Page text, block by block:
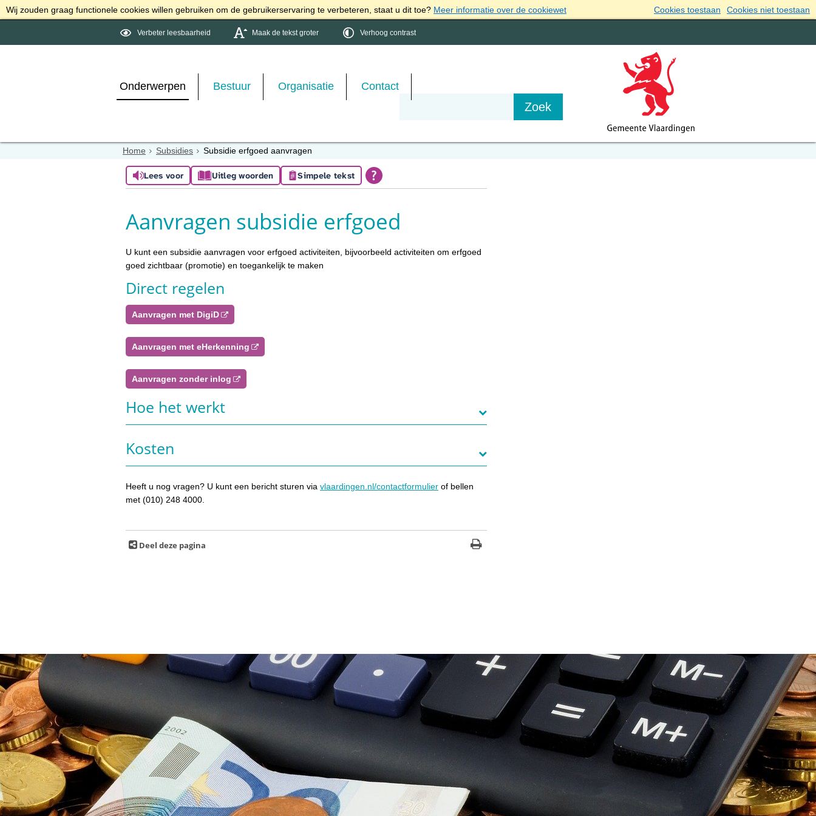
Wij zouden graag functionele cookies willen gebruiken om de gebruikerservaring te verbeteren, staat u dit toe? Meer informatie over de cookiewet Cookies toestaan Cookies niet toestaan
Verbeter leesbaarheid Maak de tekst groter Verhoog contrast
Onderwerpen Bestuur Organisatie Contact
Home Subsidies Subsidie erfgoed aanvragen
Lees voor Uitleg woorden Simpele tekst
Aanvragen subsidie erfgoed
U kunt een subsidie aanvragen voor erfgoed activiteiten, bijvoorbeeld activiteiten om erfgoed
goed zichtbaar (promotie) en toegankelijk te maken
Direct regelen
Aanvragen met DigiD
Aanvragen met eHerkenning
Aanvragen zonder inlog
Hoe het werkt
Kosten
Heeft u nog vragen? U kunt een bericht sturen via vlaardingen.nl/contactformulier of bellen
met (010) 248 4000.
Deel deze pagina